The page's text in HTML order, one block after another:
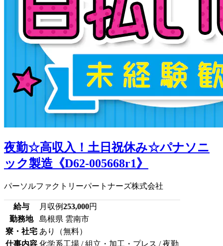
夜勤☆高収入！土日祝休み☆パナソニ
ック製造《D62-005668r1》
パーソルファクトリーパートナーズ株式会社
給与 月収例253,000円
勤務地
島根県 雲南市
寮・社宅 あり（無料）
仕事内容 化学系工場 / 組立・加工・プレス / 夜勤